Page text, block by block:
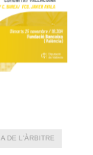
DE L'ÀRBITRE